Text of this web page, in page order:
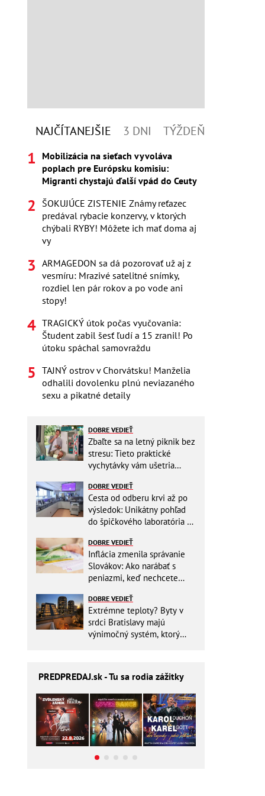
NAJČÍTANEJŠIE 3 DNI TÝŽDEŇ
Mobilizácia na sieťach vyvoláva
poplach pre Európsku komisiu:
Migranti chystajú ďalší vpád do Ceuty
ŠOKUJÚCE ZISTENIE Známy reťazec
predával rybacie konzervy, v ktorých
chýbali RYBY! Môžete ich mať doma aj
vy
ARMAGEDON sa dá pozorovať už aj z
vesmíru: Mrazivé satelitné snímky,
rozdiel len pár rokov a po vode ani
stopy!
TRAGICKÝ útok počas vyučovania:
Študent zabil šesť ľudí a 15 zranil! Po
útoku spáchal samovraždu
TAJNÝ ostrov v Chorvátsku! Manželia
odhalili dovolenku plnú neviazaného
sexu a pikatné detaily
DOBRE VEDIEŤ
Zbaľte sa na letný piknik bez
stresu: Tieto praktické
vychytávky vám ušetria
DOBRE VEDIEŤ
Cesta od odberu krvi až po
výsledok: Unikátny pohľad
do špičkového laboratória na
DOBRE VEDIEŤ
Inflácia zmenila správanie
Slovákov: Ako narábať s
peniazmi, keď nechcete
DOBRE VEDIEŤ
Extrémne teploty? Byty v
srdci Bratislavy majú
výnimočný systém, ktorý
PREDPREDAJ.sk - Tu sa rodia zážitky